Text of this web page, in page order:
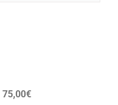
75,00€